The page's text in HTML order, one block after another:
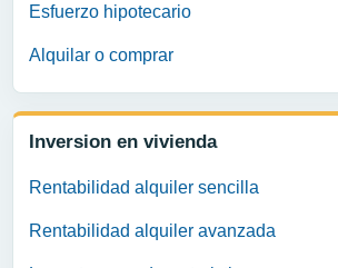
Esfuerzo hipotecario
Alquilar o comprar
Inversion en vivienda
Rentabilidad alquiler sencilla
Rentabilidad alquiler avanzada